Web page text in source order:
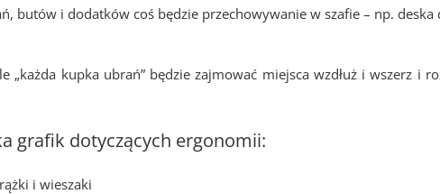
butów i dodatków coś będzie przechowywanie w szafie – np.
„każda kupka ubrań” będzie zajmować miejsca wzdłuż i wszerz i
grafik dotyczących ergonomii:
i wieszaki